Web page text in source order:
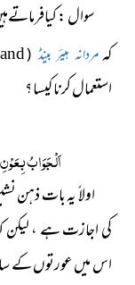
سوال :
کہمردانہ ہیئر بینڈ (
استعمال کرنا کیسا ؟
اَلْجَوَابُ
اولاً یہ بات ذہن
کی اجازت ہے ، لیکن
اس میں عورتوں کے